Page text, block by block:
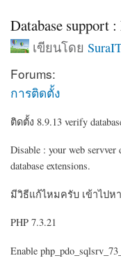
Database support
เขียนโดย
Forums:
การติดตั้ง
ติดตั้ง 8.9.13 verify
Disable : your web servver
database extensions.
มีวิธีแก้ไหมครับ เข้าไปห
PHP 7.3.21
Enable